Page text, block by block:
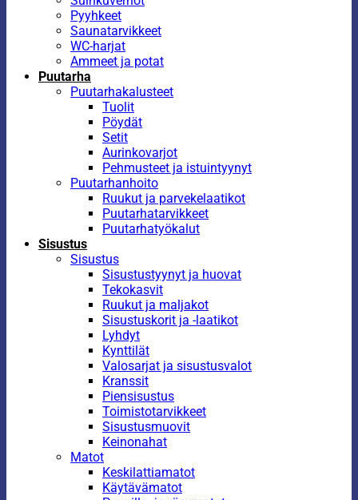
Pyyhkeet
Saunatarvikkeet
WC-harjat
Ammeet ja potat
Puutarha
Puutarhakalusteet
Tuolit
Pöydät
Setit
Aurinkovarjot
Pehmusteet ja istuintyynyt
Puutarhanhoito
Ruukut ja parvekelaatikot
Puutarhatarvikkeet
Puutarhatyökalut
Sisustus
Sisustus
Sisustustyynyt ja huovat
Tekokasvit
Ruukut ja maljakot
Sisustuskorit ja -laatikot
Lyhdyt
Kynttilät
Valosarjat ja sisustusvalot
Kranssit
Piensisustus
Toimistotarvikkeet
Sisustusmuovit
Keinonahat
Matot
Keskilattiamatot
Käytävämatot